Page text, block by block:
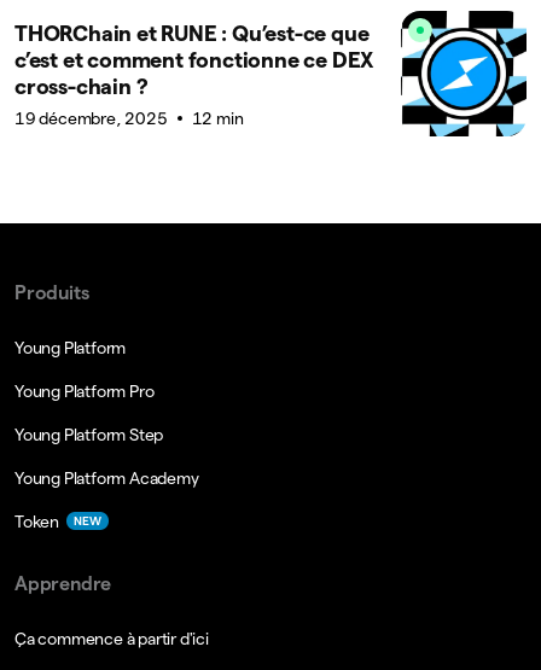
THORChain et RUNE : Qu’est-ce que
c’est et comment fonctionne ce DEX
cross-chain ?
19 décembre, 2025 12 min
Produits
Young Platform
Young Platform Pro
Young Platform Step
Young Platform Academy
Token NEW
Apprendre
Ça commence à partir d'ici